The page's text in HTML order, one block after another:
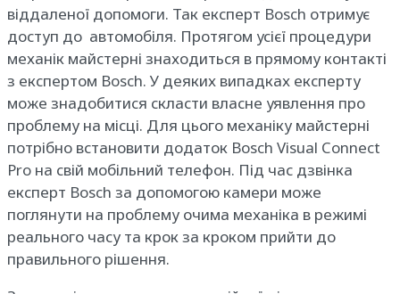
віддаленої допомоги. Так експерт Bosch отримує
доступ до автомобіля. Протягом усієї процедури
механік майстерні знаходиться в прямому контакті
з експертом Bosch. У деяких випадках експерту
може знадобитися скласти власне уявлення про
проблему на місці. Для цього механіку майстерні
потрібно встановити додаток Bosch Visual Connect
Pro на свій мобільний телефон. Під час дзвінка
експерт Bosch за допомогою камери може
поглянути на проблему очима механіка в режимі
реального часу та крок за кроком прийти до
правильного рішення.